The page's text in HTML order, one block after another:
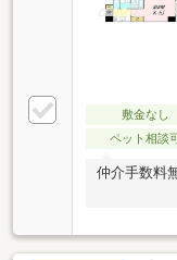
敷金なし
ペット相談
仲介手数料